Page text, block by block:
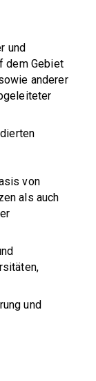
und
dem Gebiet
anderer
von
als auch
und